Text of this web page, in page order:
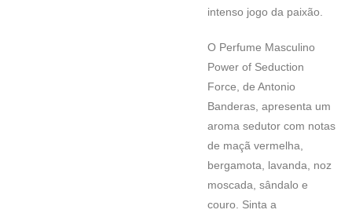
intenso jogo da paixão.
O Perfume Masculino
Power of Seduction
Force, de Antonio
Banderas, apresenta um
aroma sedutor com notas
de maçã vermelha,
bergamota, lavanda, noz
moscada, sândalo e
couro. Sinta a